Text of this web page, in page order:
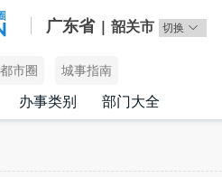
广东省 | 韶关市 切换
市圈 城事指南
办事类别 部门大全